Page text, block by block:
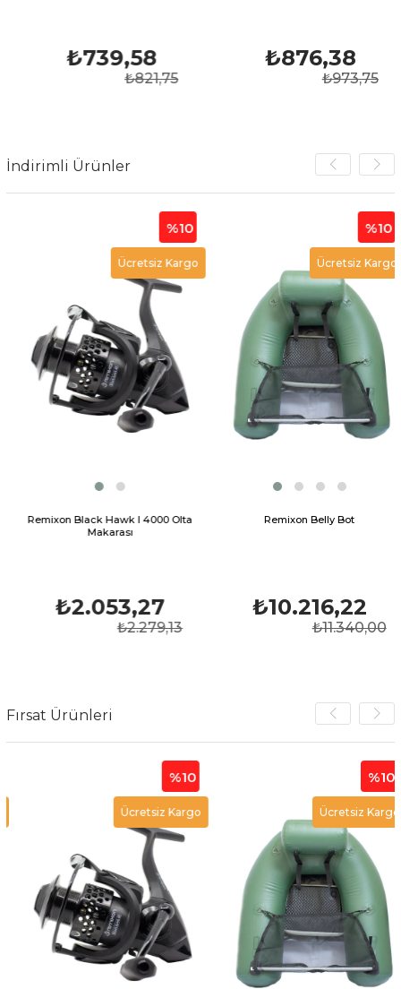
₺739,58
₺821,75
₺876,38
₺973,75
İndirimli Ürünler
Remixon Black Hawk I 4000 Olta
Makarası
₺2.053,27
₺2.279,13
%10
Ücretsiz Kargo
Remixon Belly Bot
₺10.216,22
₺11.340,00
%10
Ücretsiz Kargo
Fırsat Ürünleri
%10
Ücretsiz Kargo
%10
Ücretsiz Kargo